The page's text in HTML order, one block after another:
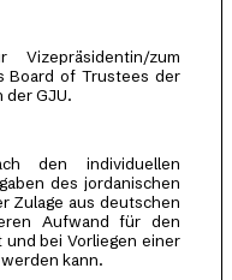
zum
Board of Trustees der
der GJU.
den individuellen
des jordanischen
Zulage aus deutschen
Aufwand für den
und bei Vorliegen einer
kann.